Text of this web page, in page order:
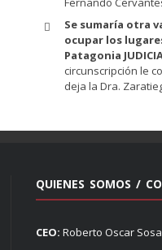
Se sumaría otra
ocupar los
Patagonia
circunscripción le
deja la Dra.
QUIENES SOMOS /
CEO: Roberto Oscar